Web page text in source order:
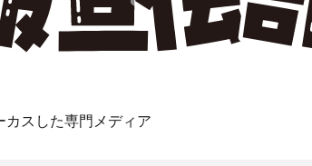
カスした専門メディア